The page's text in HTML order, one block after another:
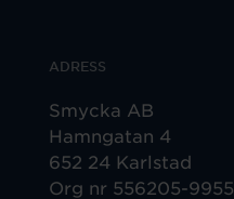
ADRESS
Smycka AB
Hamngatan 4
652 24 Karlstad
Org nr 556205-9955